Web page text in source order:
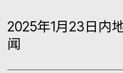
2025年1月23日内
闻